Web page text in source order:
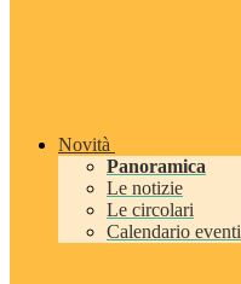
Novità
Panoramica
Le notizie
Le circolari
Calendario eventi